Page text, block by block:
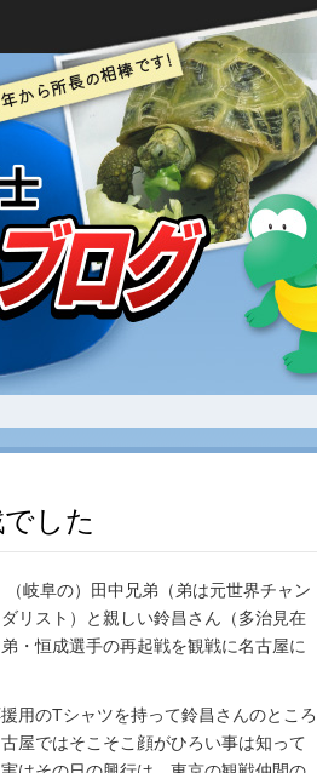
した
岐阜の）田中兄弟（弟は元世界チャン
リスト）と親しい鈴昌さん（多治見在
・恒成選手の再起戦を観戦に名古屋に
用のTシャツを持って鈴昌さんのところ
屋ではそこそこ顔がひろい事は知って